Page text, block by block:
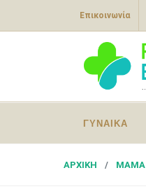
Επικοινωνία
ΓΥΝΑΙΚΑ
ΑΡΧΙΚΗ ΜΑΜΑ